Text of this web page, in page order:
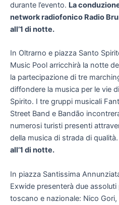
durante l’evento. La
network radiofonico Radio
all’1 di notte.
In Oltrarno e piazza Santo
Music Pool arricchirà la notte
la partecipazione di tre
diffondere la musica per le vie
Spirito. I tre gruppi musicali
Street Band e Bandão
numerosi turisti presenti
della musica di strada di qualità.
all’1 di notte.
In piazza Santissima
Exwide presenterà due
toscano e nazionale: Nico